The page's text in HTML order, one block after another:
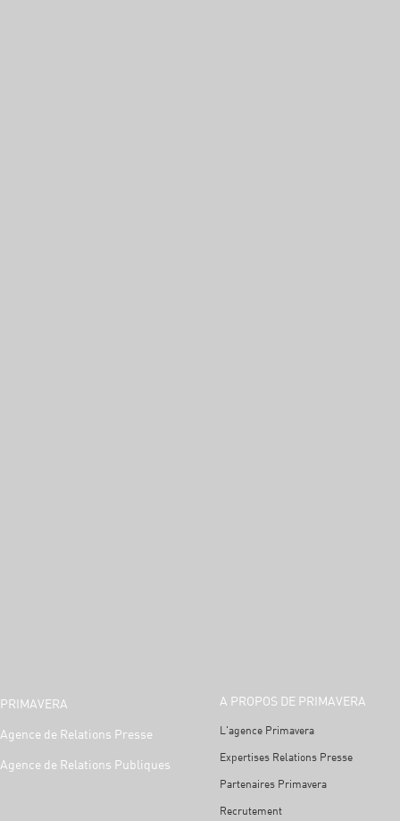
PRIMAVERA
Agence de Relations Presse
Agence de Relations Publiques
A PROPOS DE PRIMAVERA
L'agence Primavera
Expertises Relations Presse
Partenaires Primavera
Recrutement